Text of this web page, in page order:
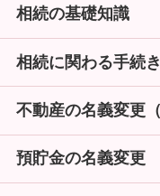
相続の基礎知識
相続に関わる手続き
不動産の名義変更
預貯金の名義変更